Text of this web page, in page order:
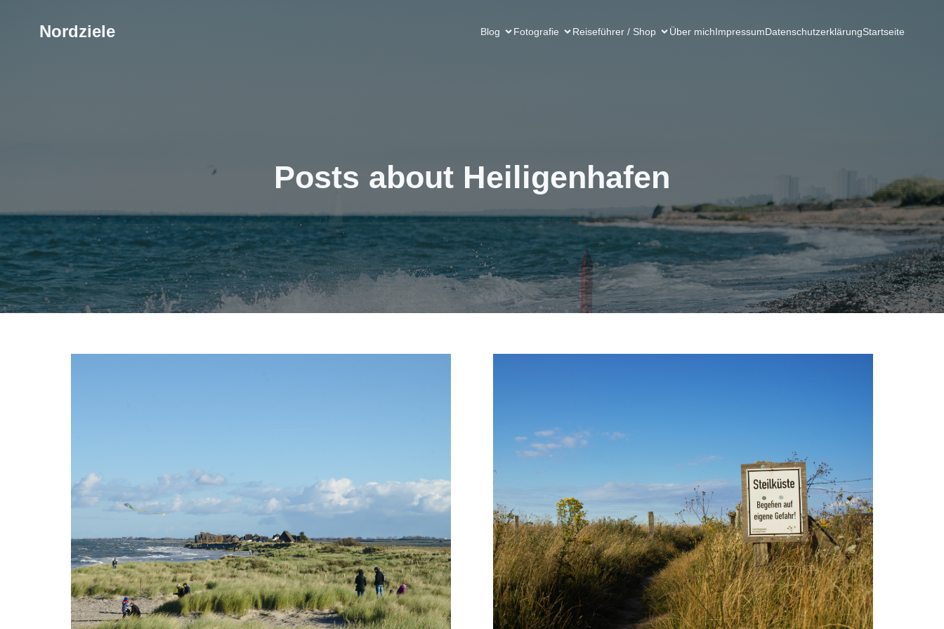
Nordziele Blog Fotografie Reiseführer / Shop Über michImpressumDatenschutzerklärungStartseite
Posts about Heiligenhafen